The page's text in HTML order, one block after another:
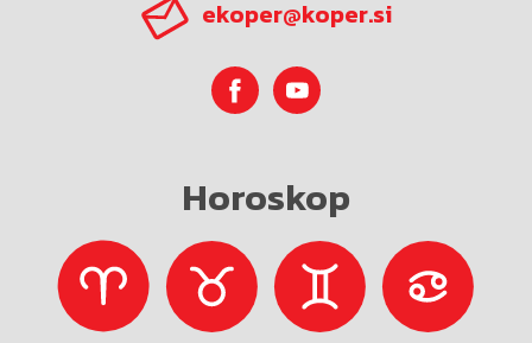
ekoper@koper.si
Horoskop